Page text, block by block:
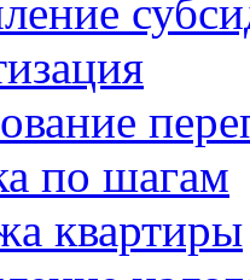
по шагам
квартиры